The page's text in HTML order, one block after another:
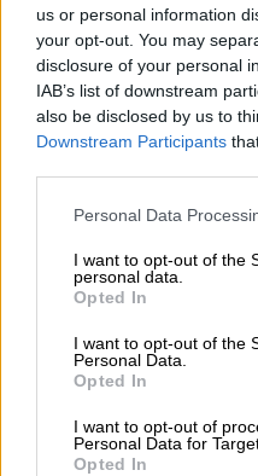
us or personal information
your opt-out. You may
disclosure of your personal
IAB’s list of downstream
also be disclosed by us to
Downstream Participants
Please note that this
not limited to your visit or
grant or deny consent to
use your data for below
consent section.
Personal Data
I want to opt-out of the
personal data.
Opted In
I want to opt-out of the
Personal Data.
Opted In
I want to opt-out of
Personal Data for
Opted In
Στο Μπόντο, οι
στο 20' με τον Φετ.
γρήγορα (30') με
Νορβηγοί με τους
Χάουγκε και Χογκ
λεπτών στο β'
μετέτραψαν το 1-1
Μιλάνο με ένα
Την ίδια ώρα η
στο Μπριζ χάρη σε
του Λούκμαν. Η
ισοφάρισε με γκολ
του Τρεσόλντι στο
Ροχιμπλάνκος